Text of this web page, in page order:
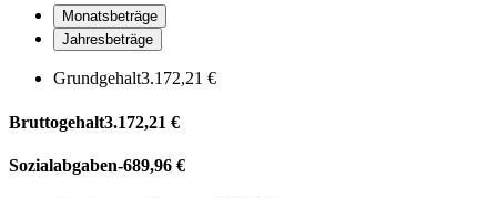
Monatsbeträge
Jahresbeträge
Grundgehalt3.172,21 €
Bruttogehalt3.172,21 €
Sozialabgaben-689,96 €